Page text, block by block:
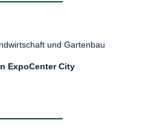
und Gartenbau
ExpoCenter City